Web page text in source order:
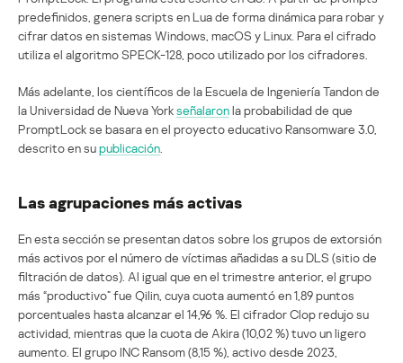
predefinidos, genera scripts en Lua de forma dinámica para robar y
cifrar datos en sistemas Windows, macOS y Linux. Para el cifrado
utiliza el algoritmo SPECK-128, poco utilizado por los cifradores.
Más adelante, los científicos de la Escuela de Ingeniería Tandon de
la Universidad de Nueva Yorkseñalaronla probabilidad de que
PromptLock se basara en el proyecto educativo Ransomware 3.0,
descrito en supublicación
Las agrupaciones más activas
En esta sección se presentan datos sobre los grupos de extorsión
más activos por el número de víctimas añadidas a su DLS (sitio de
filtración de datos). Al igual que en el trimestre anterior, el grupo
más “productivo” fue Qilin, cuya cuota aumentó en 1,89 puntos
porcentuales hasta alcanzar el 14,96 %. El cifrador Clop redujo su
actividad, mientras que la cuota de Akira (10,02 %) tuvo un ligero
aumento. El grupo INC Ransom (8,15 %), activo desde 2023,